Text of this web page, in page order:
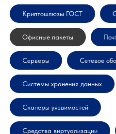
Криптошлюзы ГОСТ
Офисные пакеты
Серверы Сетевое
Системы хранения данных
Сканеры уязвимостей
Средства виртуализации